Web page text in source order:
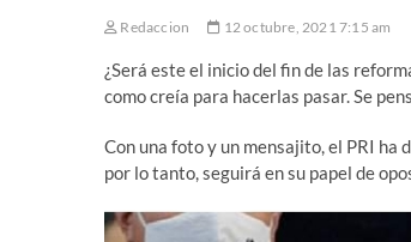
Redaccion 12 octubre, 2021 7:15 am
¿Será este el inicio del fin de las
como creía para hacerlas pasar. Se
Con una foto y un mensajito, el PRI
por lo tanto, seguirá en su papel de